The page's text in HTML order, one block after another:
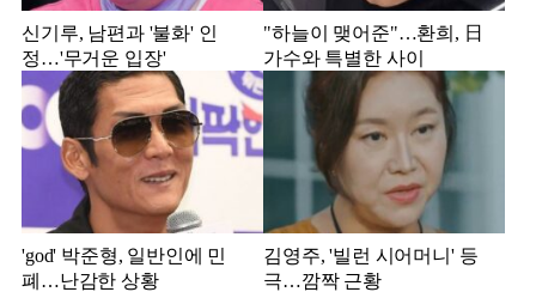
신기루, 남편과 '불화' 인
정…'무거운 입장'
"하늘이 맺어준"…환희, 日
가수와 특별한 사이
'god' 박준형, 일반인에 민
폐…난감한 상황
김영주, '빌런 시어머니' 등
극…깜짝 근황